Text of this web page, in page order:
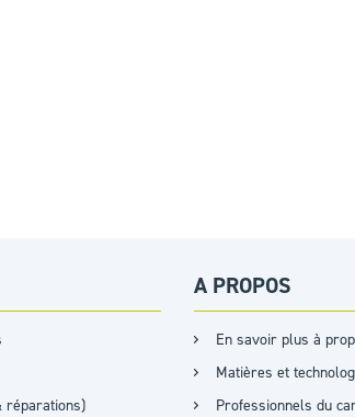
réparations)
A PROPOS
En savoir plus à
Matières et
Professionnels du